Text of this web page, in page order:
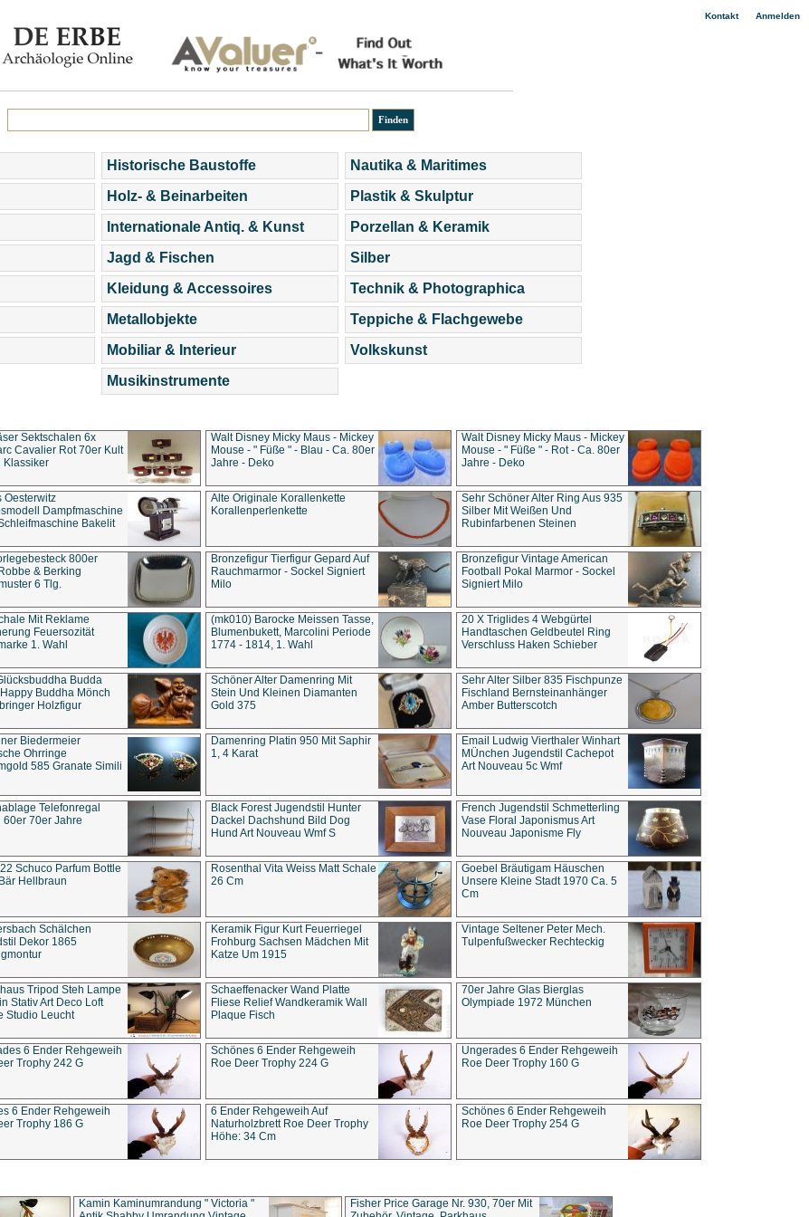
Kontakt| Anmelden
Historische Baustoffe
Holz- & Beinarbeiten
Internationale Antiq. & Kunst
Jagd & Fischen
Kleidung & Accessoires
Metallobjekte
Mobiliar & Interieur
Musikinstrumente
Nautika & Maritimes
Plastik & Skulptur
Porzellan & Keramik
Silber
Technik & Photographica
Teppiche & Flachgewebe
Volkskunst
Sektschalen 6x
Cavalier Rot 70er Kult
Klassiker
Walt Disney Micky Maus - Mickey
Mouse - " Füße " - Blau - Ca. 80er
Jahre - Deko
Walt Disney Micky Maus - Mickey
Mouse - " Füße " - Rot - Ca. 80er
Jahre - Deko
Oesterwitz
Dampfmaschine
Bakelit
Alte Originale Korallenkette
Korallenperlenkette
Sehr Schöner Alter Ring Aus 935
Silber Mit Weißen Und
Rubinfarbenen Steinen
800er
& Berking
6 Tlg.
Bronzefigur Tierfigur Gepard Auf
Rauchmarmor - Sockel Signiert
Milo
Bronzefigur Vintage American
Football Pokal Marmor - Sockel
Signiert Milo
Mit Reklame
Feuersozität
1. Wahl
(mk010) Barocke Meissen Tasse,
Blumenbukett, Marcolini Periode
1774 - 1814, 1. Wahl
20 X Triglides 4 Webgürtel
Handtaschen Geldbeutel Ring
Verschluss Haken Schieber
Budda
Buddha Mönch
Holzfigur
Schöner Alter Damenring Mit
Stein Und Kleinen Diamanten
Gold 375
Sehr Alter Silber 835 Fischpunze
Fischland Bernsteinanhänger
Amber Butterscotch
Biedermeier
Ohrringe
585 Granate Simili
Damenring Platin 950 Mit Saphir
1, 4 Karat
Email Ludwig Vierthaler Winhart
MÜnchen Jugendstil Cachepot
Art Nouveau 5c Wmf
Telefonregal
60er 70er Jahre
Black Forest Jugendstil Hunter
Dackel Dachshund Bild Dog
Hund Art Nouveau Wmf S
French Jugendstil Schmetterling
Vase Floral Japonismus Art
Nouveau Japonisme Fly
Schuco Parfum Bottle
Hellbraun
Rosenthal Vita Weiss Matt Schale
26 Cm
Goebel Bräutigam Häuschen
Unsere Kleine Stadt 1970 Ca. 5
Cm
Schälchen
Dekor 1865
Keramik Figur Kurt Feuerriegel
Frohburg Sachsen Mädchen Mit
Katze Um 1915
Vintage Seltener Peter Mech.
Tulpenfußwecker Rechteckig
Tripod Steh Lampe
Stativ Art Deco Loft
Studio Leucht
Schaeffenacker Wand Platte
Fliese Relief Wandkeramik Wall
Plaque Fisch
70er Jahre Glas Bierglas
Olympiade 1972 München
6 Ender Rehgeweih
Trophy 242 G
Schönes 6 Ender Rehgeweih
Roe Deer Trophy 224 G
Ungerades 6 Ender Rehgeweih
Roe Deer Trophy 160 G
6 Ender Rehgeweih
Trophy 186 G
6 Ender Rehgeweih Auf
Naturholzbrett Roe Deer Trophy
Höhe: 34 Cm
Schönes 6 Ender Rehgeweih
Roe Deer Trophy 254 G
Kamin Kaminumrandung " Victoria "
Fisher Price Garage Nr. 930, 70er Mit